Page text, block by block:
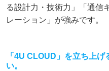
る設計力・技術力」「通信
レーション」が強みです。
「4U CLOUD」を立ち上
い。